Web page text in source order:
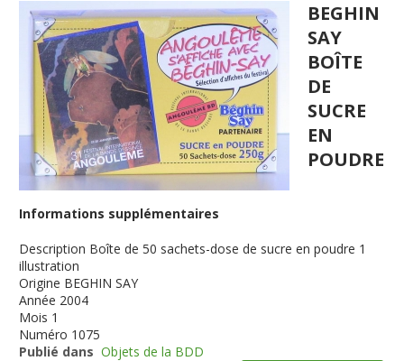
BEGHIN
SAY
BOÎTE
DE
SUCRE
EN
POUDRE
Informations supplémentaires
Description Boîte de 50 sachets-dose de sucre en poudre 1
illustration
Origine BEGHIN SAY
Année 2004
Mois 1
Numéro 1075
Publié dans Objets de la BDD